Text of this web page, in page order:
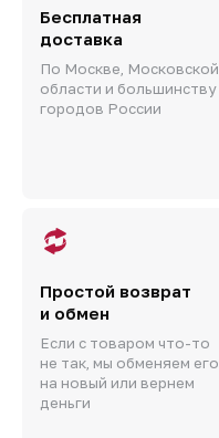
Бесплатная
доставка
По Москве, Московской
области и большинству
городов России
Простой возврат
и обмен
Если с товаром что-то
не так, мы обменяем его
на новый или вернем
деньги